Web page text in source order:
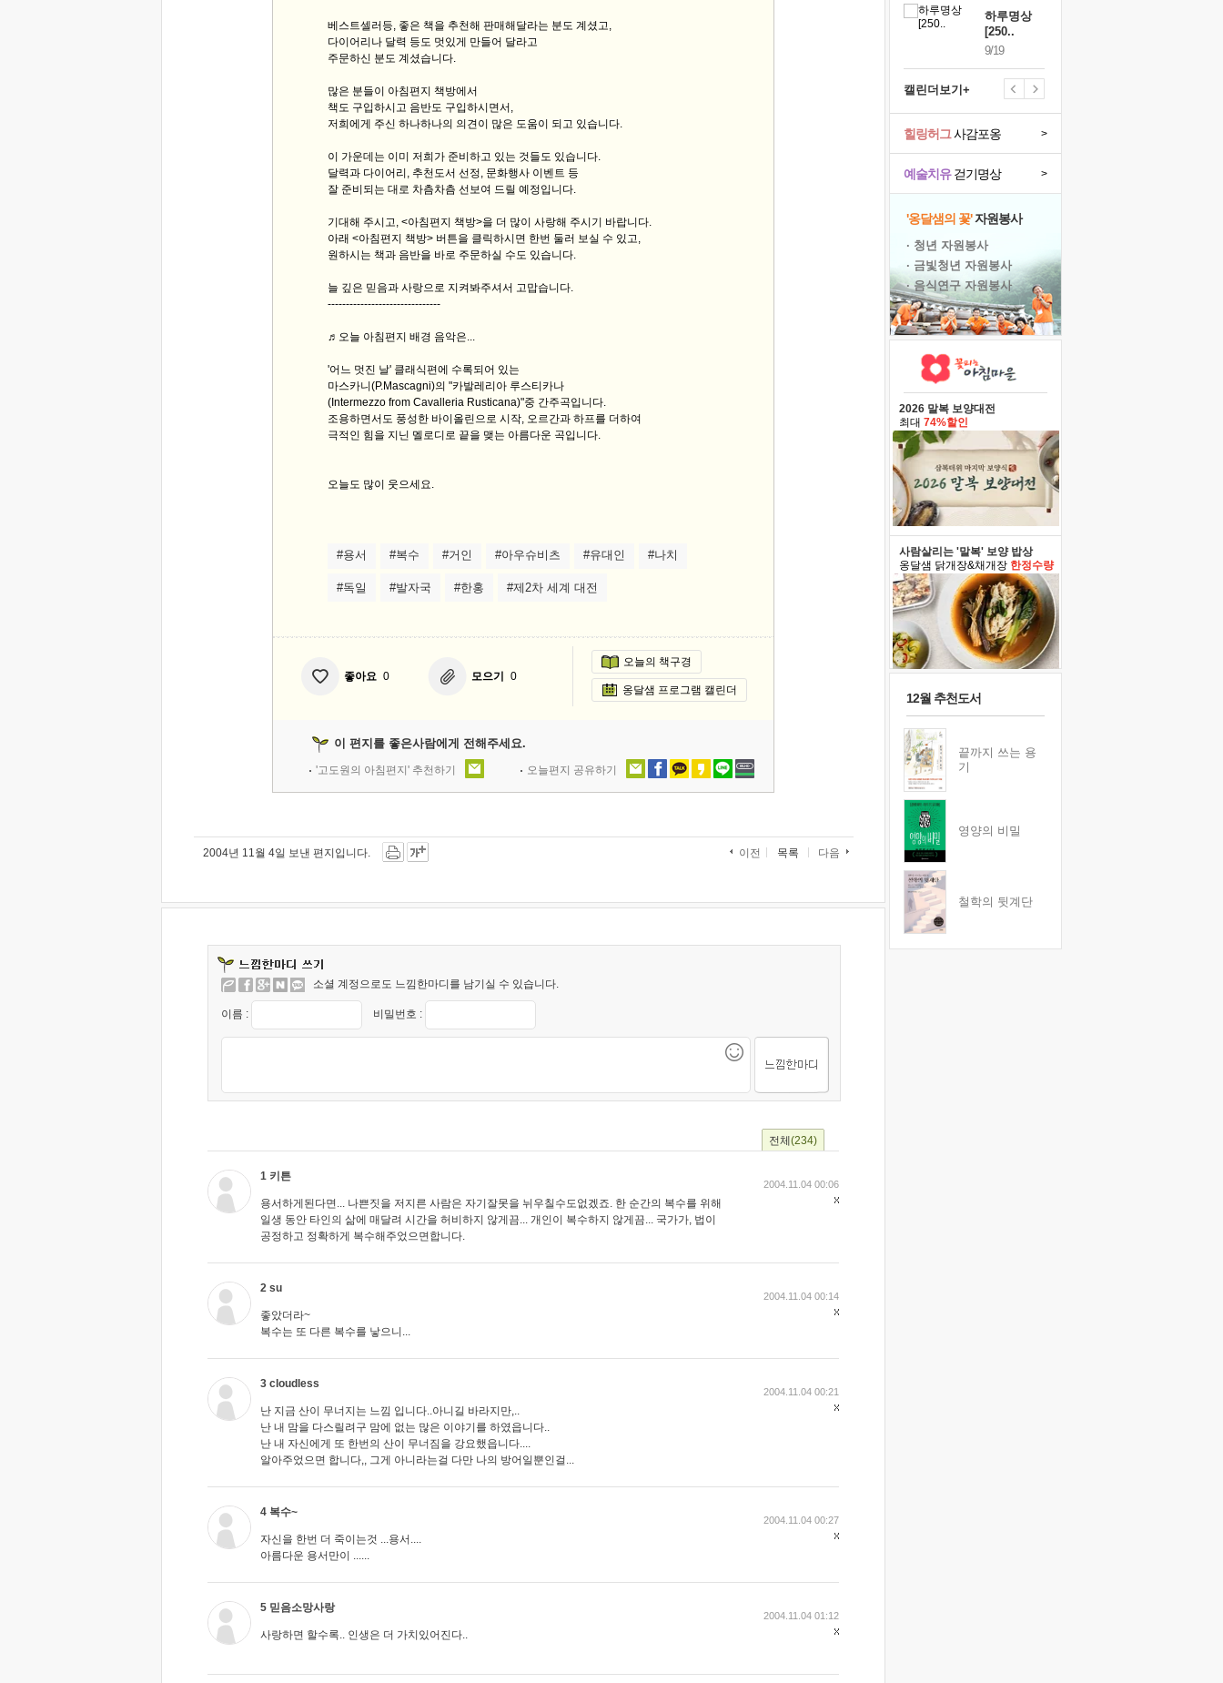
베스트셀러등, 좋은 책을 추천해 판매해달라는 분도 계셨고,
다이어리나 달력 등도 멋있게 만들어 달라고
주문하신 분도 계셨습니다.
많은 분들이 아침편지 책방에서
책도 구입하시고 음반도 구입하시면서,
저희에게 주신 하나하나의 의견이 많은 도움이 되고 있습니다.
이 가운데는 이미 저희가 준비하고 있는 것들도 있습니다.
달력과 다이어리, 추천도서 선정, 문화행사 이벤트 등
잘 준비되는 대로 차츰차츰 선보여 드릴 예정입니다.
기대해 주시고, <아침편지 책방>을 더 많이 사랑해 주시기 바랍니다.
아래 <아침편지 책방> 버튼을 클릭하시면 한번 둘러 보실 수 있고,
원하시는 책과 음반을 바로 주문하실 수도 있습니다.
늘 깊은 믿음과 사랑으로 지켜봐주셔서 고맙습니다.
-------------------------------
♬오늘 아침편지 배경 음악은...
'어느 멋진 날' 클래식편에 수록되어 있는
마스카니(P.Mascagni)의 "카발레리아 루스티카나
(Intermezzo from Cavalleria Rusticana)"중 간주곡입니다.
조용하면서도 풍성한 바이올린으로 시작, 오르간과 하프를 더하여
극적인 힘을 지닌 멜로디로 끝을 맺는 아름다운 곡입니다.
오늘도 많이 웃으세요.
#용서 #복수 #거인 #아우슈비츠 #유대인 #나치
#독일 #발자국 #한홍 #제2차 세계 대전
좋아요 0 모으기 0
오늘의 책구경
옹달샘 프로그램 캘린더
이 편지를 좋은사람에게 전해주세요.
'고도원의 아침편지' 추천하기 오늘편지 공유하기
2004년 11월 4일 보낸 편지입니다. 이전 목록 다음
소셜 계정으로도 느낌한마디를 남기실 수 있습니다.
이름 : 비밀번호 :
전체 (234)
1 키튼
용서하게된다면... 나쁜짓을 저지른 사람은 자기잘못을 뉘우칠수도없겠죠. 한 순간의 복수를 위해
일생 동안 타인의 삶에 매달려 시간을 허비하지 않게끔... 개인이 복수하지 않게끔... 국가가, 법이
공정하고 정확하게 복수해주었으면합니다.
2004.11.04 00:06
2 su
좋았더라~
복수는 또 다른 복수를 낳으니...
2004.11.04 00:14
3 cloudless
난 지금 산이 무너지는 느낌 입니다..아니길 바라지만,..
난 내 맘을 다스릴려구 맘에 없는 많은 이야기를 하였읍니다..
난 내 자신에게 또 한번의 산이 무너짐을 강요했읍니다....
알아주었으면 합니다,, 그게 아니라는걸 다만 나의 방어일뿐인걸...
2004.11.04 00:21
4 복수~
자신을 한번 더 죽이는것 ...용서....
아름다운 용서만이 ......
2004.11.04 00:27
5 믿음소망사랑
사랑하면 할수록.. 인생은 더 가치있어진다..
2004.11.04 01:12
하루명상
[250..
9/19
캘린더보기+
예술치유걷기명상 >
힐링허그사감포옹 >
'옹달샘의 꽃'자원봉사
· 청년 자원봉사
· 금빛청년 자원봉사
· 음식연구 자원봉사
2026 말복 보양대전
최대 74%할인
사람살리는 '말복' 보양 밥상
옹달샘 닭개장&채개장 한정수량
12월 추천도서
끝까지 쓰는 용
기
영양의 비밀
철학의 뒷계단